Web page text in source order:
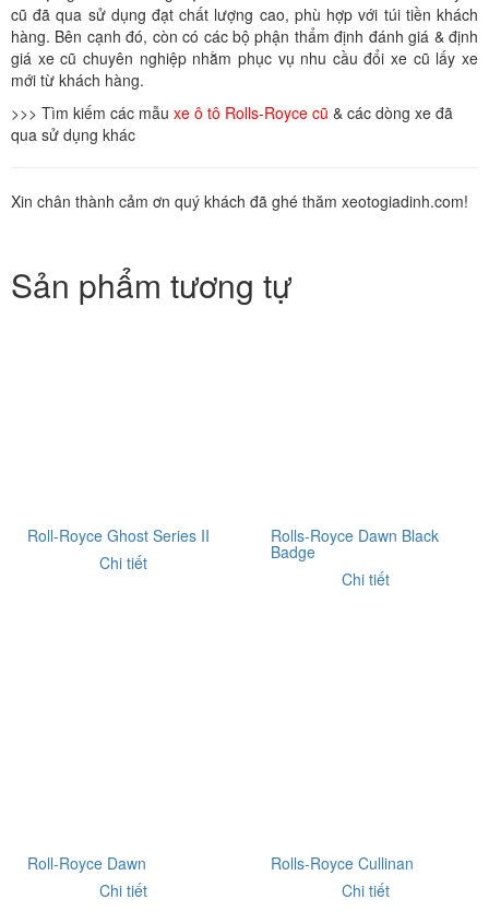
cũ đã qua sử dụng đạt chất lượng cao, phù hợp với túi tiền khách
hàng. Bên cạnh đó, còn có các bộ phận thẩm định đánh giá & định
giá xe cũ chuyên nghiệp nhằm phục vụ nhu cầu đổi xe cũ lấy xe
mới từ khách hàng.
>>> Tìm kiếm các mẫu xe ô tô Rolls-Royce cũ & các dòng xe đã
qua sử dụng khác
Xin chân thành cảm ơn quý khách đã ghé thăm xeotogiadinh.com!
Sản phẩm tương tự
Roll-Royce Ghost Series II
Chi tiết
Rolls-Royce Dawn Black
Badge
Chi tiết
Roll-Royce Dawn
Chi tiết
Rolls-Royce Cullinan
Chi tiết